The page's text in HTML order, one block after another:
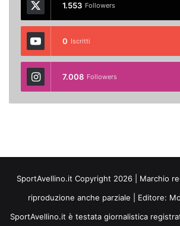
1.553 Followers
0 Iscritti
7.008 Followers
SportAvellino.it Copyright 2026 | Marchio
riproduzione anche parziale | Editore:
SportAvellino.it è testata giornalistica